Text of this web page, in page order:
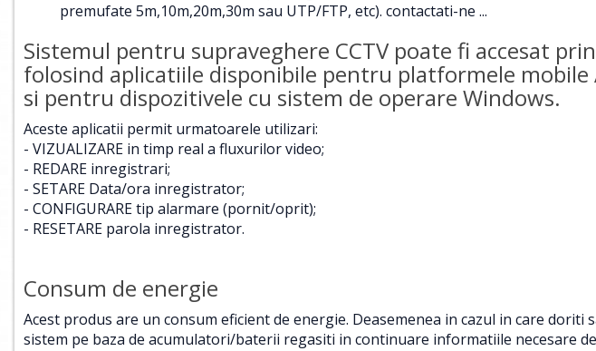
premufate 5m,10m,20m,30m sau UTP/FTP, etc). contactati-ne ...
Sistemul pentru supraveghere CCTV poate fi accesat
folosind aplicatiile disponibile pentru platformele mobile
si pentru dispozitivele cu sistem de operare Windows.
Aceste aplicatii permit urmatoarele utilizari:
- VIZUALIZARE in timp real a fluxurilor video;
- REDARE inregistrari;
- SETARE Data/ora inregistrator;
- CONFIGURARE tip alarmare (pornit/oprit);
- RESETARE parola inregistrator.
Consum de energie
Acest produs are un consum eficient de energie. Deasemenea in cazul in care doriti
sistem pe baza de acumulatori/baterii regasiti in continuare informatiile necesare